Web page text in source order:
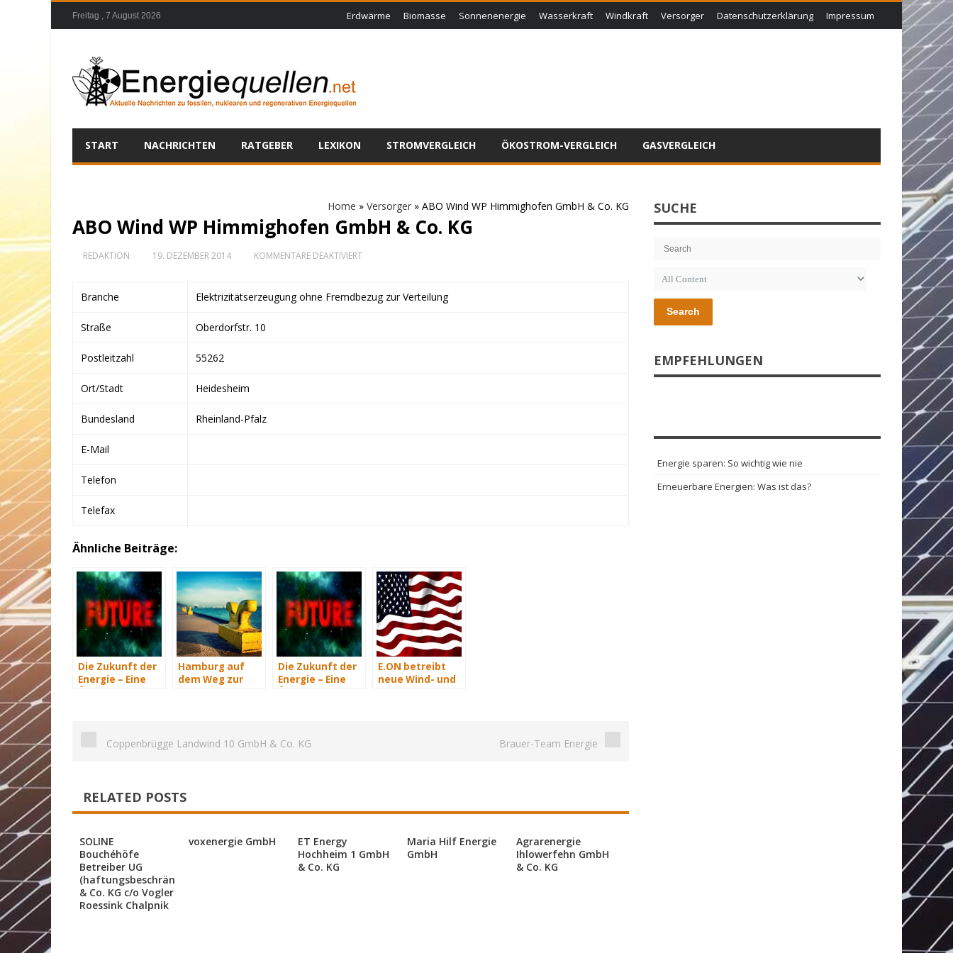
Freitag , 7 August 2026 Erdwärme Biomasse Sonnenenergie Wasserkraft Windkraft Versorger Datenschutzerklärung Impressum
START NACHRICHTEN RATGEBER LEXIKON STROMVERGLEICH ÖKOSTROM-VERGLEICH GASVERGLEICH
Home » Versorger » ABO Wind WP Himmighofen GmbH & Co. KG
ABO Wind WP Himmighofen GmbH & Co. KG
REDAKTION 19. DEZEMBER 2014 KOMMENTARE DEAKTIVIERTFÜR
HIMMIGHOFEN
Branche Elektrizitätserzeugung ohne Fremdbezug zur Verteilung
Straße Oberdorfstr. 10
Postleitzahl 55262
Ort/Stadt Heidesheim
Bundesland Rheinland-Pfalz
E-Mail
Telefon
Telefax
Ähnliche Beiträge:
Die Zukunft der
Energie – Eine
Hamburg auf
dem Weg zur
Die Zukunft der
Energie – Eine
E.ON betreibt
neue Wind- und
Coppenbrügge Landwind 10 GmbH & Co. KG Brauer-Team Energie
RELATED POSTS
SOLINE
Bouchéhöfe
Betreiber UG
(haftungsbeschränkt)
& Co. KG c/o Vogler
Roessink Chalpnik
voxenergie GmbH
ET Energy
Hochheim 1 GmbH
& Co. KG
Maria Hilf Energie
GmbH
Agrarenergie
Ihlowerfehn GmbH
& Co. KG
SUCHE
Search
EMPFEHLUNGEN
Energie sparen: So wichtig wie nie
Erneuerbare Energien: Was ist das?